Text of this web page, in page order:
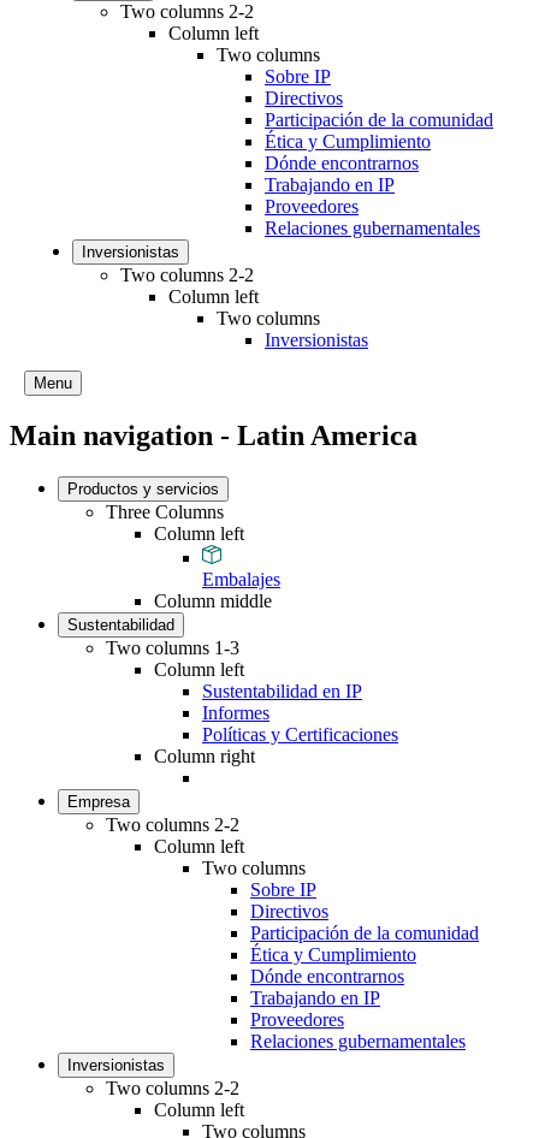
Two columns 2-2
Column left
Two columns
Sobre IP
Directivos
Participación de la comunidad
Ética y Cumplimiento
Dónde encontrarnos
Trabajando en IP
Proveedores
Relaciones gubernamentales
Inversionistas
Two columns 2-2
Column left
Two columns
Inversionistas
Menu
Main navigation - Latin America
Productos y servicios
Three Columns
Column left
Embalajes
Column middle
Sustentabilidad
Two columns 1-3
Column left
Sustentabilidad en IP
Informes
Políticas y Certificaciones
Column right
Empresa
Two columns 2-2
Column left
Two columns
Sobre IP
Directivos
Participación de la comunidad
Ética y Cumplimiento
Dónde encontrarnos
Trabajando en IP
Proveedores
Relaciones gubernamentales
Inversionistas
Two columns 2-2
Column left
Two columns